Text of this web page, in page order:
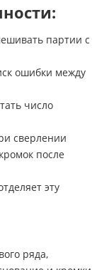
партии с
ошибки между
число
сверлении
после
эту
ряда,